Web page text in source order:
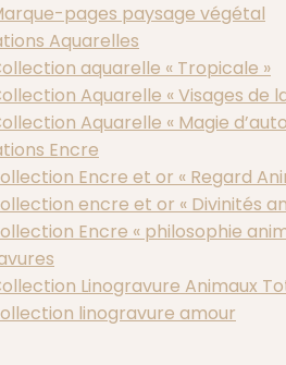
pages paysage végétal
Aquarelles
aquarelle « Tropicale »
Aquarelle « Visages de
Aquarelle « Magie
Encre
Encre et or « Regard
encre et or « Divinités
Encre « philosophie
Linogravure Animaux
linogravure amour